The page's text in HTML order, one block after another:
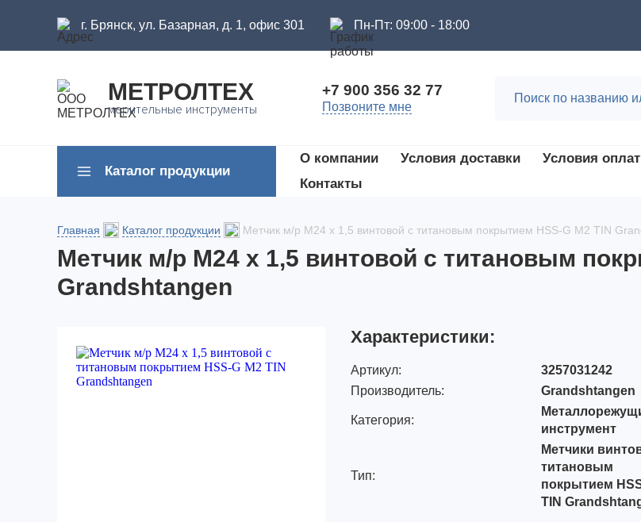
г. Брянск, ул. Базарная, д. 1, офис 301 Пн-Пт: 09:00 - 18:00
МЕТРОЛТЕХ
мерительные инструменты
+7 900 356 32 77
Позвоните мне
Каталог продукции
О компании Условия доставки Условия
Контакты
Главная Каталог продукции Метчик м/р М24 х 1,5 винтовой с титановым покрытием HSS-G M2 TIN
Метчик м/р М24 х 1,5 винтовой с титановым
Grandshtangen
Характеристики:
Артикул:
3257031242
Производитель:
Grandshtangen
Категория:
инструмент
Тип:
Метчики
титановым
покрытием
TIN